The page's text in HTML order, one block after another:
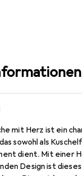
mit Herz ist ein
sowohl als
dient. Mit einer
Design ist